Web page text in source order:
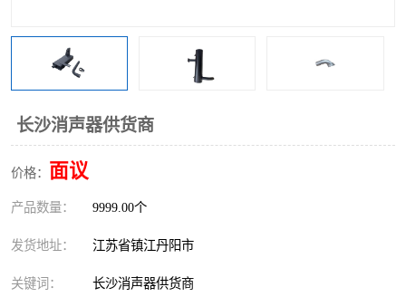
长沙消声器供货商
价格： 面议
产品数量： 9999.00个
发货地址： 江苏省镇江丹阳市
关键词： 长沙消声器供货商